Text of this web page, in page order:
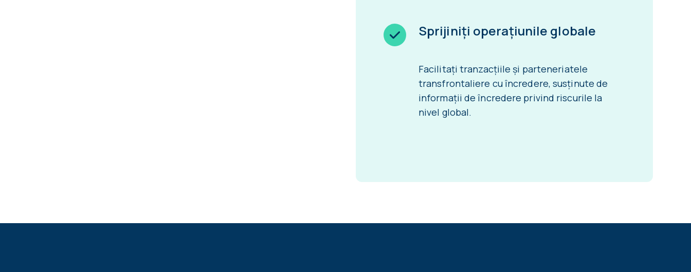
Sprijiniți operațiunile globale
Facilitați tranzacțiile și parteneriatele
transfrontaliere cu încredere, susținute de
informații de încredere privind riscurile la
nivel global.